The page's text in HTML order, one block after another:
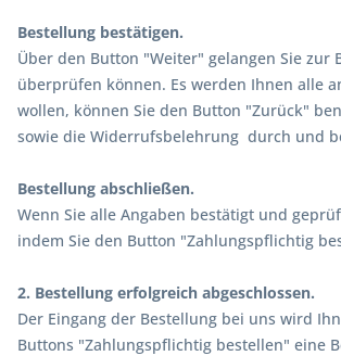
Bestellung bestätigen.
Über den Button "Weiter" gelangen Sie
überprüfen können. Es werden Ihnen alle
wollen, können Sie den Button "Zurück"
sowie die Widerrufsbelehrung durch und
Bestellung abschließen.
Wenn Sie alle Angaben bestätigt und
indem Sie den Button "Zahlungspflichtig
2. Bestellung erfolgreich abgeschlossen.
Der Eingang der Bestellung bei uns wird
Buttons "Zahlungspflichtig bestellen" eine